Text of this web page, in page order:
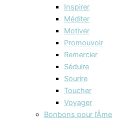
Inspirer
Méditer
Motiver
Promouvoir
Remercier
Séduire
Sourire
Toucher
Voyager
Bonbons pour l’Âme